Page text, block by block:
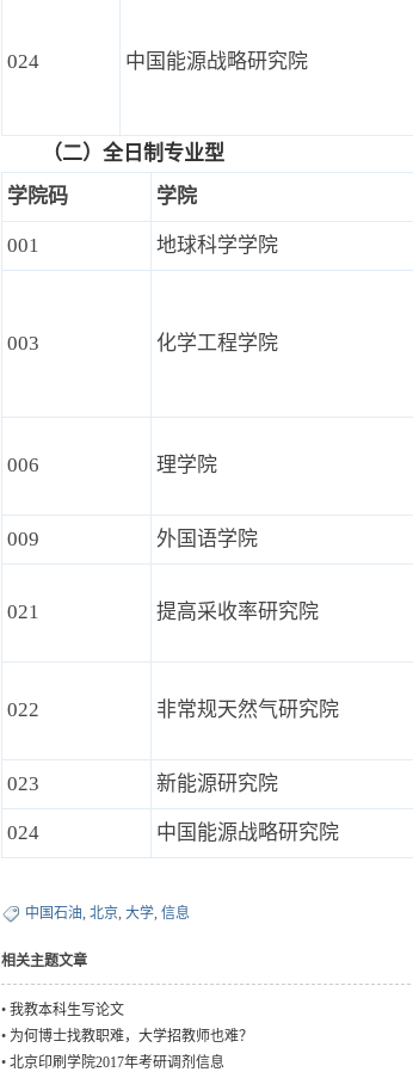
024 中国能源战略研究院
（二） 全日制专业型
学院码
学院
001 地球科学学院
003 化学工程学院
006 理学院
009 外国语学院
021 提高采收率研究院
022 非常规天然气研究院
023 新能源研究院
024 中国能源战略研究院
中国石油, 北京, 大学, 信息
相关主题文章
• 我教本科生写论文
• 为何博士找教职难，大学招教师也难？
• 北京印刷学院2017年考研调剂信息